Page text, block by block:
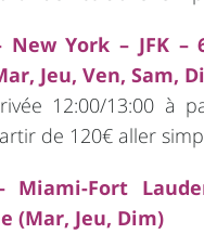
New York – JFK –
Jeu, Ven, Sam,
12:00/13:00 à
de 120€ aller
Miami-Fort
(Mar, Jeu, Dim)